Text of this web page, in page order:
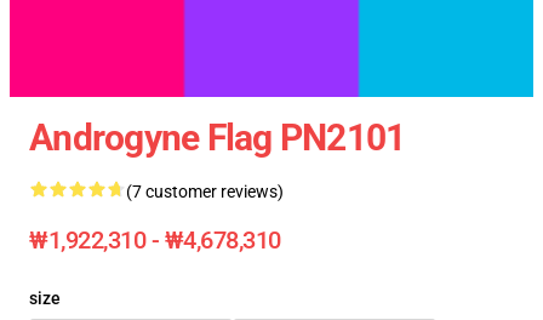
Androgyne Flag PN2101
(7 customer reviews)
₩1,922,310 - ₩4,678,310
size